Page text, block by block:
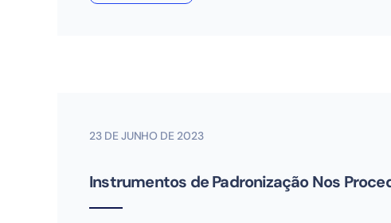
23 DE JUNHO DE 2023
Instrumentos de Padronização Nos